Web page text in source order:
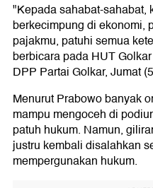
"Kepada sahabat-sahabat,
berkecimpung di ekonomi,
pajakmu, patuhi semua
berbicara pada HUT
DPP Partai Golkar, Jumat
Menurut Prabowo banyak
mampu mengoceh di
patuh hukum. Namun,
justru kembali disalahkan
mempergunakan hukum.